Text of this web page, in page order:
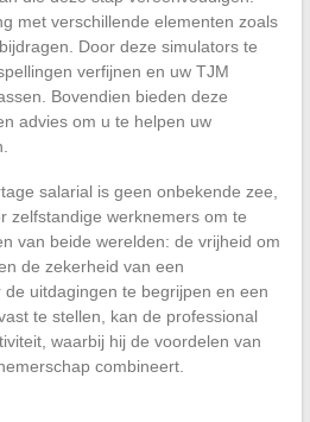
met verschillende elementen zoals
Door deze simulators te
verfijnen en uw TJM
Bovendien bieden deze
advies om u te helpen uw
salarial is geen onbekende zee,
zelfstandige werknemers om te
van beide werelden: de vrijheid om
de zekerheid van een
uitdagingen te begrijpen en een
te stellen, kan de professional
waarbij hij de voordelen van
combineert.